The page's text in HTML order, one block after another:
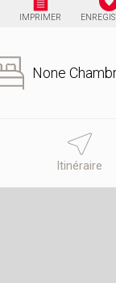
IMPRIMER
None
Itinéraire